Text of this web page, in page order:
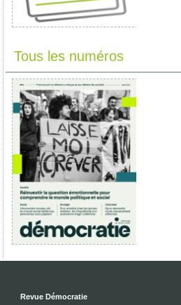
Tous les numéros
Revue Démocratie